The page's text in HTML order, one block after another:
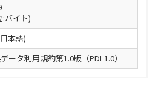
:バイト)
本語)
ータ利用規約第1.0版（PDL1.0）